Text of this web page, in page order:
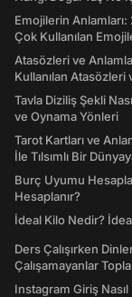
Emojilerin
Çok Kullanılan
Atasözleri ve
Kullanılan Atasözleri
Tavla Diziliş Şekli
ve Oynama Yönleri
Tarot Kartları ve
İle Tılsımlı Bir
Burç Uyumu
Hesaplanır?
İdeal Kilo Nedir?
Ders Çalışırken
Çalışamayanlar
Instagram Giriş